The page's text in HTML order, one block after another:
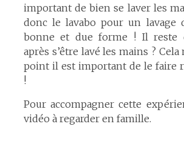
important de bien se laver les
donc le lavabo pour un lavage
bonne et due forme ! Il reste
après s’être lavé les mains ?
point il est important de le faire
!
Pour accompagner cette
vidéo à regarder en famille.